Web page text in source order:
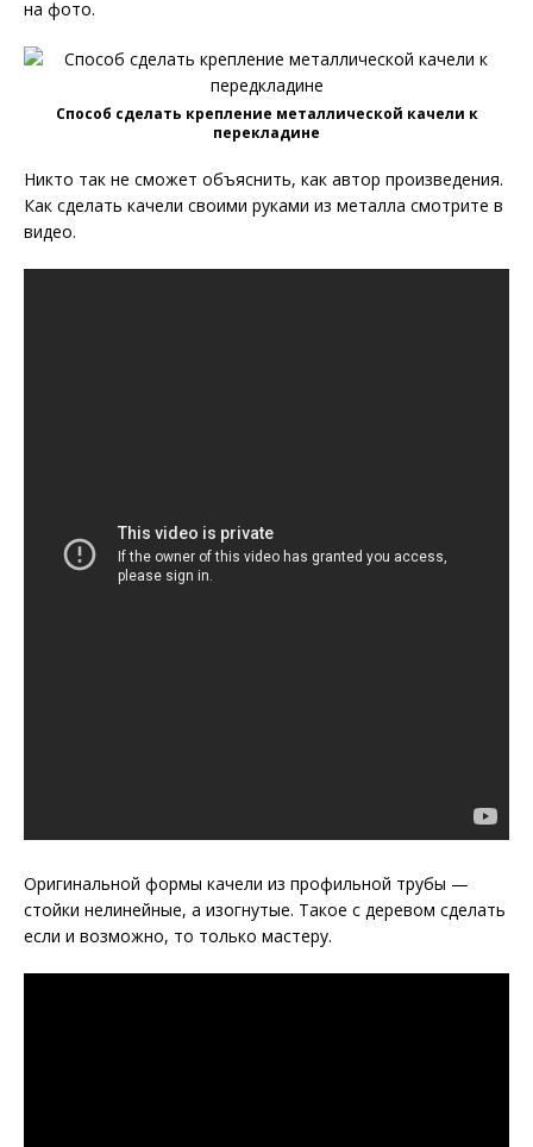
на фото.
Способ сделать крепление металлической качели к
перекладине
Никто так не сможет объяснить, как автор произведения.
Как сделать качели своими руками из металла смотрите в
видео.
Оригинальной формы качели из профильной трубы —
стойки нелинейные, а изогнутые. Такое с деревом сделать
если и возможно, то только мастеру.